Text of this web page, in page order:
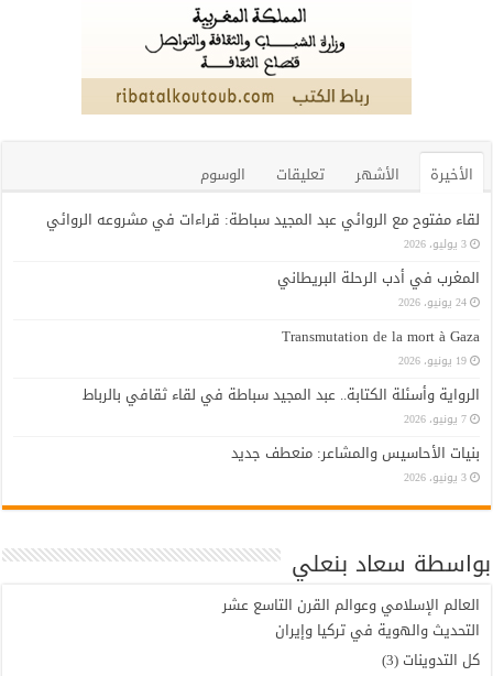
الأخيرة الأشهر تعليقات
الوسوم
لقاء مفتوح مع الروائي عبد المجيد سباطة: قراءات في مشروعه الروائي
3 يوليو، 2026
المغرب في أدب الرحلة البريطاني
24 يونيو، 2026
Transmutation de la mort à Gaza
19 يونيو، 2026
الرواية وأسئلة الكتابة.. عبد المجيد سباطة في لقاء ثقافي بالرباط
7 يونيو، 2026
بنيات الأحاسيس والمشاعر: منعطف جديد
3 يونيو، 2026
بواسطة سعاد بنعلي
العالم الإسلامي وعوالم القرن التاسع عشر
التحديث والهوية في تركيا وإيران
كل التدوينات (3)